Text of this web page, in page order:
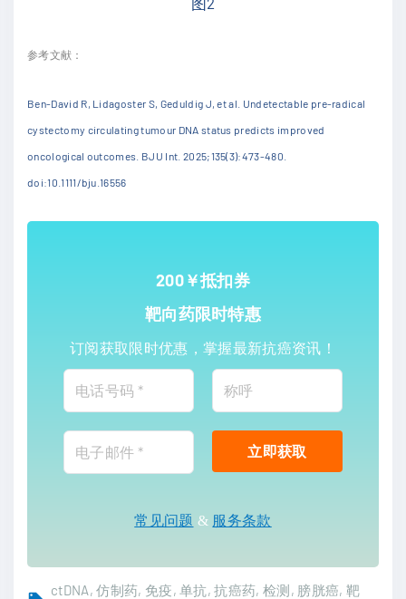
参考文献：
Ben-David R, Lidagoster S, Geduldig J, et al. Undetectable pre-radical
cystectomy circulating tumour DNA status predicts improved
oncological outcomes. BJU Int. 2025;135(3):473-480.
doi:10.1111/bju.16556
200￥抵扣券
靶向药限时特惠
订阅获取限时优惠，掌握最新抗癌资讯！
常见问题 & 服务条款
ctDNA 仿制药 免疫 单抗 抗癌药 检测 膀胱癌 靶